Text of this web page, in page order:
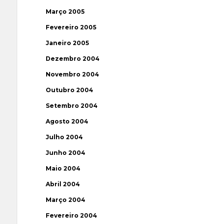
Março 2005
Fevereiro 2005
Janeiro 2005
Dezembro 2004
Novembro 2004
Outubro 2004
Setembro 2004
Agosto 2004
Julho 2004
Junho 2004
Maio 2004
Abril 2004
Março 2004
Fevereiro 2004